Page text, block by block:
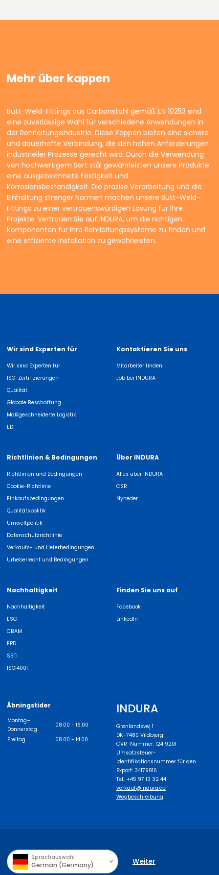
Mehr über kappen
Butt-Weld-Fittings aus Carbonstahl gemäß EN 10253 sind
eine zuverlässige Wahl für verschiedene Anwendungen in
der Rohrleitungsindustrie. Diese Kappen bieten eine sichere
und dauerhafte Verbindung, die den hohen Anforderungen
industrieller Prozesse gerecht wird. Durch die Verwendung
von hochwertigem Sort stål gewährleisten unsere Produkte
eine ausgezeichnete Festigkeit und
Korrosionsbeständigkeit. Die präzise Verarbeitung und die
Einhaltung strenger Normen machen unsere Butt-Weld-
Fittings zu einer vertrauenswürdigen Lösung für Ihre
Projekte. Vertrauen Sie auf INDURA, um die richtigen
Komponenten für Ihre Rohrleitungssysteme zu finden und
eine effiziente Installation zu gewährleisten.
Wir sind Experten für
Wir sind Experten für
ISO-Zertifizierungen
Qualität
Globale Beschaffung
Maßgeschneiderte Logistik
EDI
Kontaktieren Sie uns
Mitarbeiter finden
Job bei INDURA
Richtlinien & Bedingungen
Richtlinien und Bedingungen
Cookie-Richtlinie
Einkaufsbedingungen
Qualitätspolitik
Umweltpolitik
Datenschutzrichtlinie
Verkaufs- und Lieferbedingungen
Urheberrecht und Bedingungen
Über INDURA
Alles über INDURA
CSR
Nyheder
Nachhaltigkeit
Nachhaltigkeit
ESG
CBAM
EPD
SBTi
ISO14001
Finden Sie uns auf
Facebook
LinkedIn
Åbningstider
Montag–
Donnerstag
08.00 - 16.00
Freitag
08.00 - 14.00
INDURA
Grønlandsvej 1
DK-7480 Vildbjerg
CVR-Nummer: 12419201
Umsatzsteuer-
Identifikationsnummer für den
Export: 34179816
Tel.: +45 97 13 32 44
verkauf@indura.de
Wegbeschreibung
Sprachauswahl
German (Germany) Weiter